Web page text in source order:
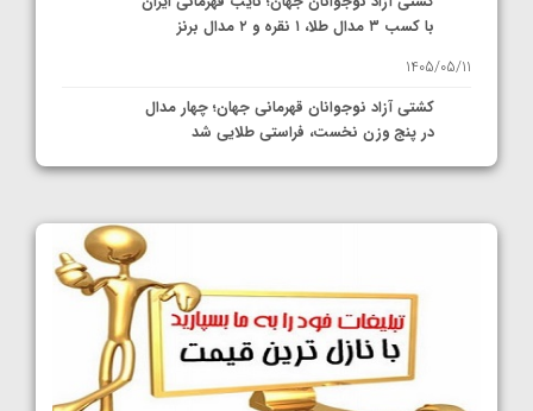
با کسب ۳ مدال طلا، ۱ نقره و ۲ مدال برنز
1405/05/11
کشتی آزاد نوجوانان قهرمانی جهان؛ چهار مدال
در پنج وزن نخست، فراستی طلایی شد
1405/05/11
کشتی آزاد نوجوانان جهان؛ رقبای نمایندگان
ایران مشخص شدند
1405/05/08